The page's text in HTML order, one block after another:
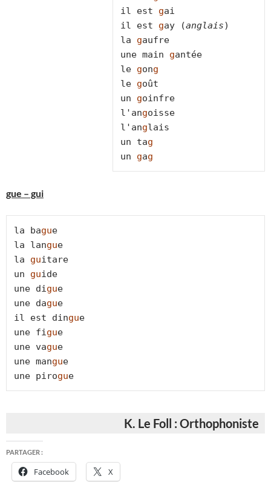
il est gai
il est gay (anglais)
la gaufre
une main gantée
le gong
le goût
un goinfre
l'angoisse
l'anglais
un tag
un gag
gue – gui
la bague
la langue
la guitare
un guide
une di gue
une dague
il est dingue
une fi gue
une vague
une mangue
une pirogue
K. Le Foll : Orthophoniste
PARTAGER :
Facebook X